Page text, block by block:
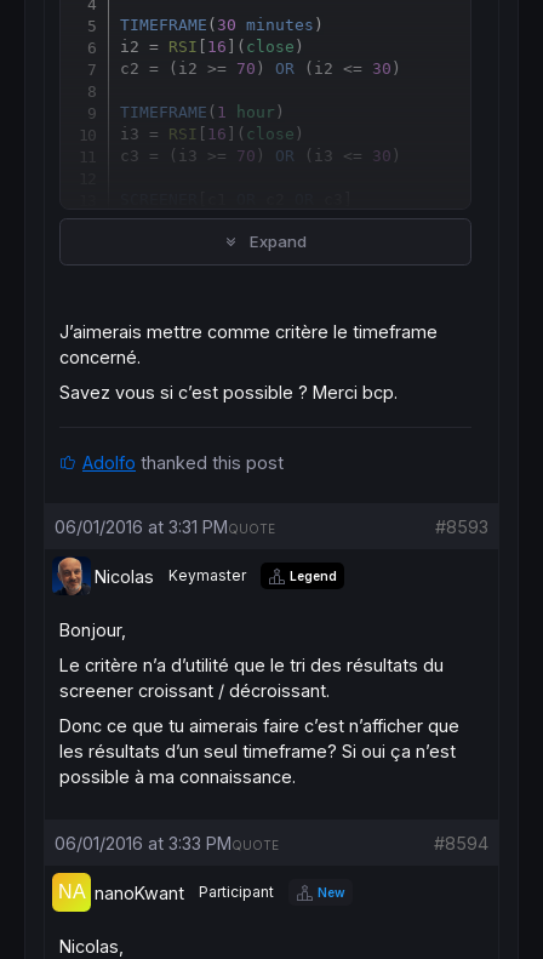
TIMEFRAME ( 30 minutes )
i2 = RSI 16 ]( close )
c2 = (i2 >= 70 ) OR (i2 <= 30 )
TIMEFRAME ( 1 hour )
i3 = RSI 16 ]( close )
c3 = (i3 >= 70 ) OR (i3 <= 30 )
Expand
J’aimerais mettre comme critère le timeframe
concerné.
Savez vous si c’est possible ? Merci bcp.
Adolfo thanked this post
06/01/2016 at 3:31 PM #8593
QUOTE
Nicolas Keymaster Legend
Bonjour,
Le critère n’a d’utilité que le tri des résultats du
screener croissant / décroissant.
Donc ce que tu aimerais faire c’est n’afficher que
les résultats d’un seul timeframe? Si oui ça n’est
possible à ma connaissance.
06/01/2016 at 3:33 PM #8594
QUOTE
nanoKwant Participant New
Nicolas,